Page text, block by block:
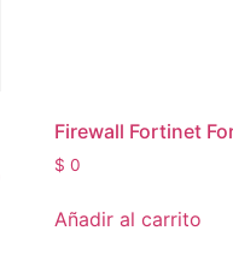
Firewall Fortinet
$ 0
Añadir al carrito